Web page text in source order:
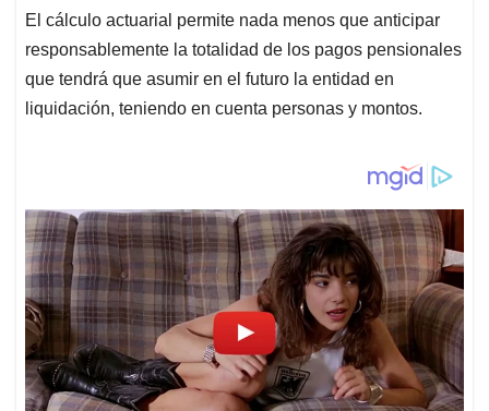
El cálculo actuarial permite nada menos que anticipar
responsablemente la totalidad de los pagos pensionales
que tendrá que asumir en el futuro la entidad en
liquidación, teniendo en cuenta personas y montos.